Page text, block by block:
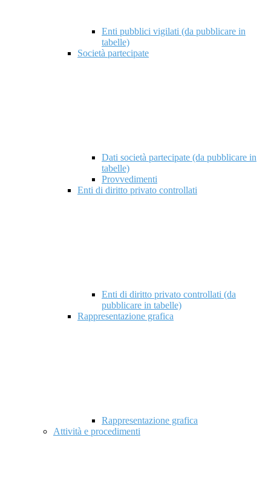
Enti pubblici vigilati (da pubblicare in
tabelle)
Società partecipate
Dati società partecipate (da pubblicare in
tabelle)
Provvedimenti
Enti di diritto privato controllati
Enti di diritto privato controllati (da
pubblicare in tabelle)
Rappresentazione grafica
Rappresentazione grafica
Attività e procedimenti